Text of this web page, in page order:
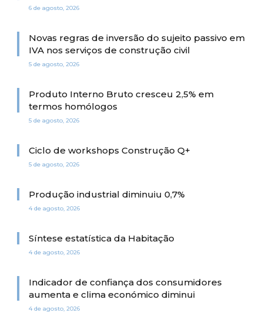
6 de agosto, 2026
Novas regras de inversão do sujeito passivo em
IVA nos serviços de construção civil
5 de agosto, 2026
Produto Interno Bruto cresceu 2,5% em
termos homólogos
5 de agosto, 2026
Ciclo de workshops Construção Q+
5 de agosto, 2026
Produção industrial diminuiu 0,7%
4 de agosto, 2026
Síntese estatística da Habitação
4 de agosto, 2026
Indicador de confiança dos consumidores
aumenta e clima económico diminui
4 de agosto, 2026